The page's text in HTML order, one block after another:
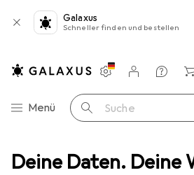
Deine Daten. Deine
Galaxus
Schneller finden und bestellen
Navigation nach Kategorien
Menü Suche
Einstellungen
Kundenkonto
Vergleichslisten
Merklisten
Warenkorb
Running Laufschuhe Brütting